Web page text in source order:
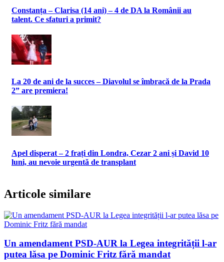
Constanța – Clarisa (14 ani) – 4 de DA la Românii au
talent. Ce sfaturi a primit?
La 20 de ani de la succes – Diavolul se îmbracă de la Prada
2” are premiera!
Apel disperat – 2 frați din Londra, Cezar 2 ani și David 10
luni, au nevoie urgentă de transplant
Articole similare
Un amendament PSD-AUR la Legea integrității l-ar
putea lăsa pe Dominic Fritz fără mandat